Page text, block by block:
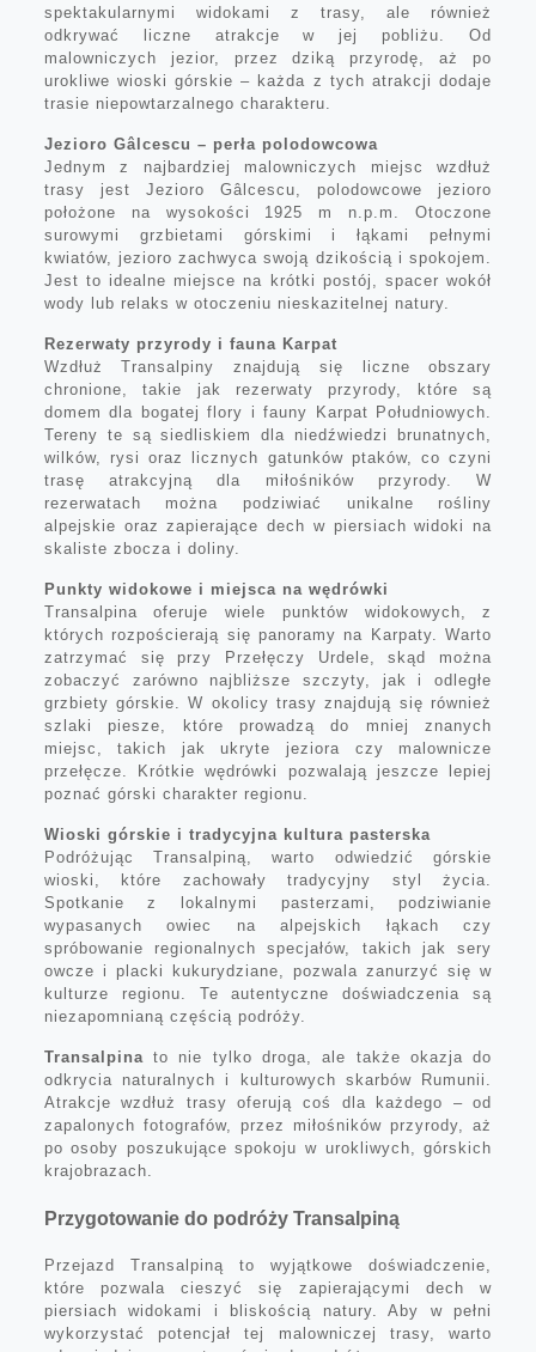
spektakularnymi widokami z trasy, ale również
odkrywać liczne atrakcje w jej pobliżu. Od
malowniczych jezior, przez dziką przyrodę, aż po
urokliwe wioski górskie – każda z tych atrakcji dodaje
trasie niepowtarzalnego charakteru.
Jezioro Gâlcescu – perła polodowcowa
Jednym z najbardziej malowniczych miejsc wzdłuż
trasy jest Jezioro Gâlcescu, polodowcowe jezioro
położone na wysokości 1925 m n.p.m. Otoczone
surowymi grzbietami górskimi i łąkami pełnymi
kwiatów, jezioro zachwyca swoją dzikością i spokojem.
Jest to idealne miejsce na krótki postój, spacer wokół
wody lub relaks w otoczeniu nieskazitelnej natury.
Rezerwaty przyrody i fauna Karpat
Wzdłuż Transalpiny znajdują się liczne obszary
chronione, takie jak rezerwaty przyrody, które są
domem dla bogatej flory i fauny Karpat Południowych.
Tereny te są siedliskiem dla niedźwiedzi brunatnych,
wilków, rysi oraz licznych gatunków ptaków, co czyni
trasę atrakcyjną dla miłośników przyrody. W
rezerwatach można podziwiać unikalne rośliny
alpejskie oraz zapierające dech w piersiach widoki na
skaliste zbocza i doliny.
Punkty widokowe i miejsca na wędrówki
Transalpina oferuje wiele punktów widokowych, z
których rozpościerają się panoramy na Karpaty. Warto
zatrzymać się przy Przełęczy Urdele, skąd można
zobaczyć zarówno najbliższe szczyty, jak i odległe
grzbiety górskie. W okolicy trasy znajdują się również
szlaki piesze, które prowadzą do mniej znanych
miejsc, takich jak ukryte jeziora czy malownicze
przełęcze. Krótkie wędrówki pozwalają jeszcze lepiej
poznać górski charakter regionu.
Wioski górskie i tradycyjna kultura pasterska
Podróżując Transalpiną, warto odwiedzić górskie
wioski, które zachowały tradycyjny styl życia.
Spotkanie z lokalnymi pasterzami, podziwianie
wypasanych owiec na alpejskich łąkach czy
spróbowanie regionalnych specjałów, takich jak sery
owcze i placki kukurydziane, pozwala zanurzyć się w
kulturze regionu. Te autentyczne doświadczenia są
niezapomnianą częścią podróży.
Transalpina to nie tylko droga, ale także okazja do
odkrycia naturalnych i kulturowych skarbów Rumunii.
Atrakcje wzdłuż trasy oferują coś dla każdego – od
zapalonych fotografów, przez miłośników przyrody, aż
po osoby poszukujące spokoju w urokliwych, górskich
krajobrazach.
Przygotowanie do podróży Transalpiną
Przejazd Transalpiną to wyjątkowe doświadczenie,
które pozwala cieszyć się zapierającymi dech w
piersiach widokami i bliskością natury. Aby w pełni
wykorzystać potencjał tej malowniczej trasy, warto